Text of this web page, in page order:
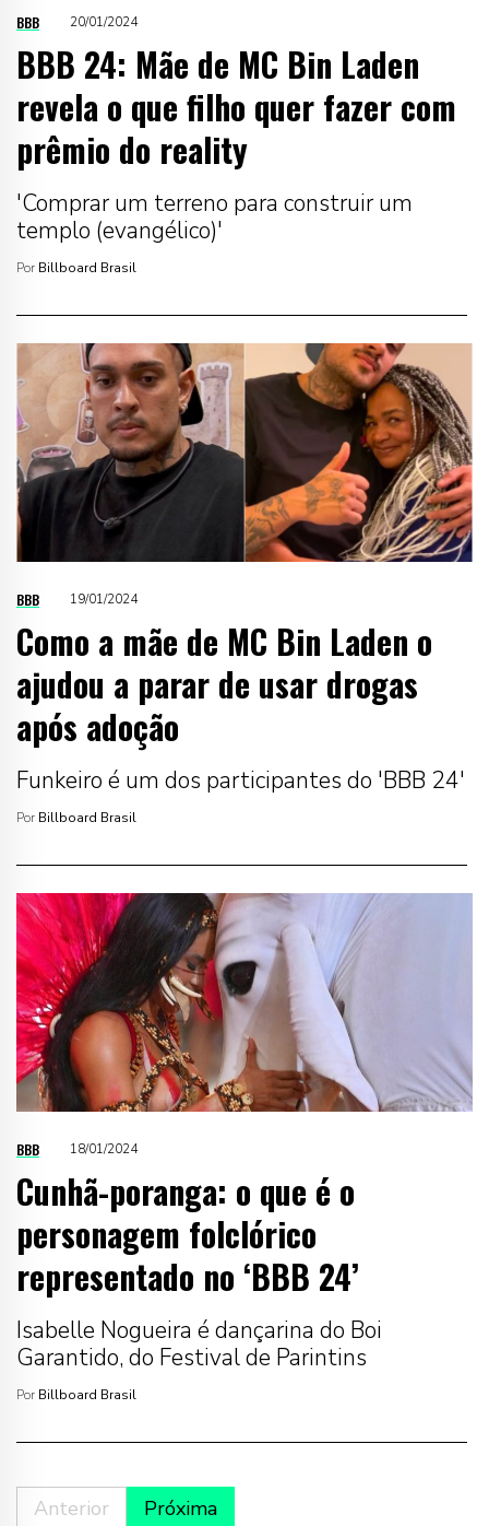
BBB 20/01/2024
BBB 24: Mãe de MC Bin Laden
revela o que filho quer fazer com
prêmio do reality
'Comprar um terreno para construir um
templo (evangélico)'
Por Billboard Brasil
BBB 19/01/2024
Como a mãe de MC Bin Laden o
ajudou a parar de usar drogas
após adoção
Funkeiro é um dos participantes do 'BBB 24'
Por Billboard Brasil
BBB 18/01/2024
Cunhã-poranga: o que é o
personagem folclórico
representado no ‘BBB 24’
Isabelle Nogueira é dançarina do Boi
Garantido, do Festival de Parintins
Por Billboard Brasil
Anterior Próxima